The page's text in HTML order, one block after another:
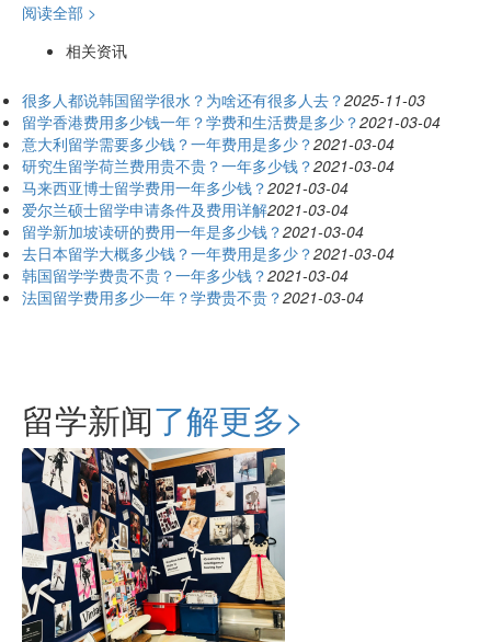
阅读全部 >
相关资讯
很多人都说韩国留学很水？为啥还有很多人去？2025-11-03
留学香港费用多少钱一年？学费和生活费是多少？2021-03-04
意大利留学需要多少钱？一年费用是多少？2021-03-04
研究生留学荷兰费用贵不贵？一年多少钱？2021-03-04
马来西亚博士留学费用一年多少钱？2021-03-04
爱尔兰硕士留学申请条件及费用详解2021-03-04
留学新加坡读研的费用一年是多少钱？2021-03-04
去日本留学大概多少钱？一年费用是多少？2021-03-04
韩国留学学费贵不贵？一年多少钱？2021-03-04
法国留学费用多少一年？学费贵不贵？2021-03-04
留学新闻了解更多>